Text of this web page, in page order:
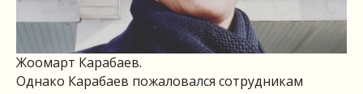
Жоомарт Карабаев.
Однако Карабаев пожаловался сотрудникам